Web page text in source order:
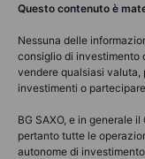
Questo contenuto è
Nessuna delle
consiglio di investimento
vendere qualsiasi
investimenti o
BG SAXO, e in generale
pertanto tutte le
autonome di